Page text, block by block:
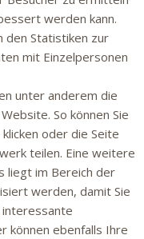
werden kann.
den Statistiken zur
mit Einzelpersonen
unter anderem die
So können Sie
oder die Seite
teilen. Eine weitere
liegt im Bereich der
werden, damit Sie
können ebenfalls Ihre